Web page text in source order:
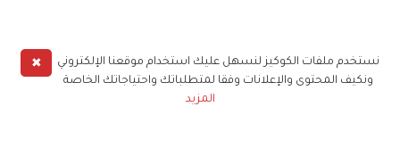
✖
نستخدم ملفات الكوكيز لنسهل عليك استخدام موقعنا الإلكتروني
ونكيف المحتوى والإعلانات وفقا لمتطلباتك واحتياجاتك الخاصة
المزيد